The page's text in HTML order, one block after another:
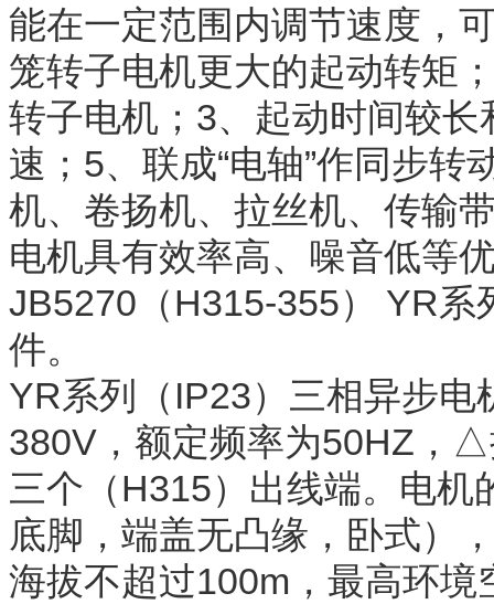
能在一定范围内调节速度，
笼转子电机更大的起动转矩
转子电机；3、起动时间较
速；5、联成“电轴”作同步
机、卷扬机、拉丝机、传输
电机具有效率高、噪音低等
JB5270（H315-355） YR
件。
YR系列（IP23）三相异步
380V，额定频率为50HZ，
三个（H315）出线端。电
底脚，端盖无凸缘，卧式）
海拔不超过100m，最高环